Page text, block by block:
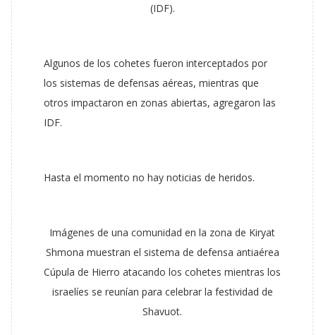
(IDF).
Algunos de los cohetes fueron interceptados por
los sistemas de defensas aéreas, mientras que
otros impactaron en zonas abiertas, agregaron las
IDF.
Hasta el momento no hay noticias de heridos.
Imágenes de una comunidad en la zona de Kiryat
Shmona muestran el sistema de defensa antiaérea
Cúpula de Hierro atacando los cohetes mientras los
israelíes se reunían para celebrar la festividad de
Shavuot.